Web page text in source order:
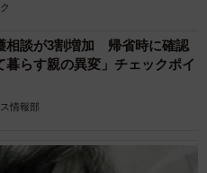
たら心配してくれます。
い関係は続いたのでしょう
す。人生で一番効いたロー
相談が3割増加 帰省時に確認
暮らす親の異変」チェックポイ
情報部